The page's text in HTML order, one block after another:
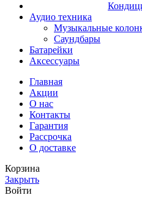
Аудио техника
Музыкальные
Саундбары
Батарейки
Аксессуары
Главная
Акции
О нас
Контакты
Гарантия
Рассрочка
О доставке
Корзина
Закрыть
Войти